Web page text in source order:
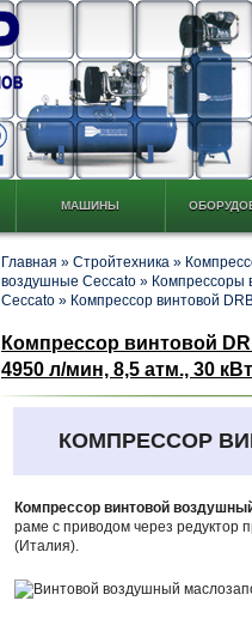
МАШИНЫ
Главная » Стройтехника »
воздушные Ceccato » Компрессоры
Ceccato » Компрессор винтовой
Компрессор винтовой
4950 л/мин, 8,5 атм., 30 кВт
КОМПРЕССОР
Компрессор винтовой
раме с приводом через редуктор
(Италия).